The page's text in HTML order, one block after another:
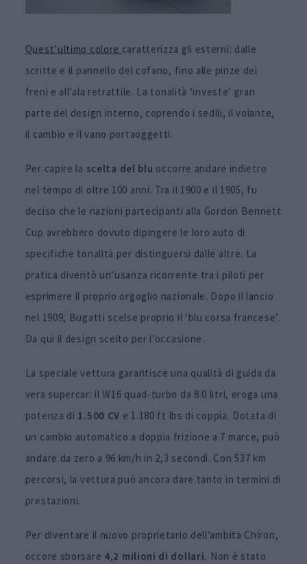
Quest’ultimo colore caratterizza gli esterni: dalle
scritte e il pannello del cofano, fino alle pinze dei
freni e all’ala retrattile. La tonalità ‘investe’ gran
parte del design interno, coprendo i sedili, il volante,
il cambio e il vano portaoggetti.
Per capire la scelta del blu occorre andare indietro
nel tempo di oltre 100 anni. Tra il 1900 e il 1905, fu
deciso che le nazioni partecipanti alla Gordon Bennett
Cup avrebbero dovuto dipingere le loro auto di
specifiche tonalità per distinguersi dalle altre. La
pratica diventò un’usanza ricorrente tra i piloti per
esprimere il proprio orgoglio nazionale. Dopo il lancio
nel 1909, Bugatti scelse proprio il ‘blu corsa francese’.
Da qui il design scelto per l’occasione.
La speciale vettura garantisce una qualità di guida da
vera supercar: il W16 quad-turbo da 8.0 litri, eroga una
potenza di 1.500 CV e 1.180 ft lbs di coppia. Dotata di
un cambio automatico a doppia frizione a 7 marce, può
andare da zero a 96 km/h in 2,3 secondi. Con 537 km
percorsi, la vettura può ancora dare tanto in termini di
prestazioni.
Per diventare il nuovo proprietario dell’ambita Chiron,
occore sborsare 4,2 milioni di dollari. Non è stato